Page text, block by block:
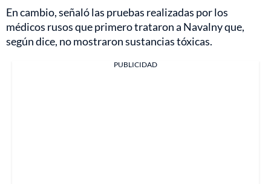
En cambio, señaló las pruebas realizadas por los
médicos rusos que primero trataron a Navalny que,
según dice, no mostraron sustancias tóxicas.
PUBLICIDAD